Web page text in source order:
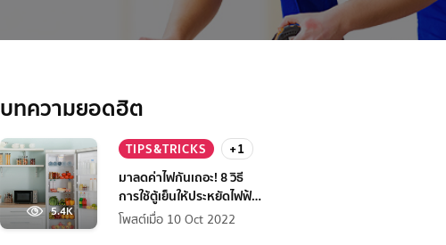
บทความยอดฮิต
5.4K
TIPS&TRICKS
+1
มาลดค่าไฟกันเถอะ! 8 วิธี
การใช้ตู้เย็นให้ประหยัดไฟฟ้า
กว่าเดิม
โพสต์เมื่อ 10 Oct 2022